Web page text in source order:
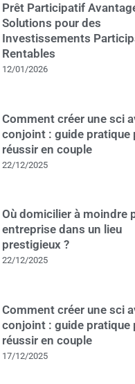
Prêt Participatif
Solutions pour des
Investissements
Rentables
12/01/2026
Comment créer une sci
conjoint : guide pratique
réussir en couple
22/12/2025
Où domicilier à moindre
entreprise dans un lieu
prestigieux ?
22/12/2025
Comment créer une sci
conjoint : guide pratique
réussir en couple
17/12/2025